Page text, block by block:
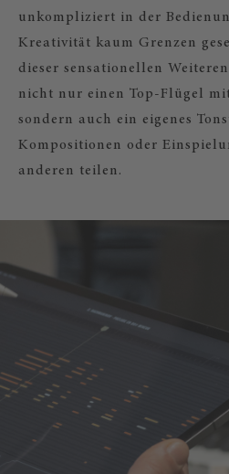
unkompliziert in der
Kreativität kaum Grenzen
dieser sensationellen
nicht nur einen Top-Flügel
sondern auch ein eigenes
Kompositionen oder
anderen teilen.
r– NEHMEN SIE IHR SPIEL
können Sie zusätzlich
aufnehmen, editieren,
lassen und mit